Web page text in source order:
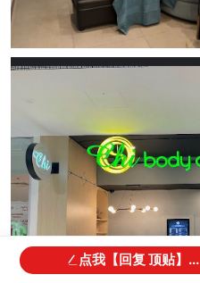
点我【回复 顶贴】...